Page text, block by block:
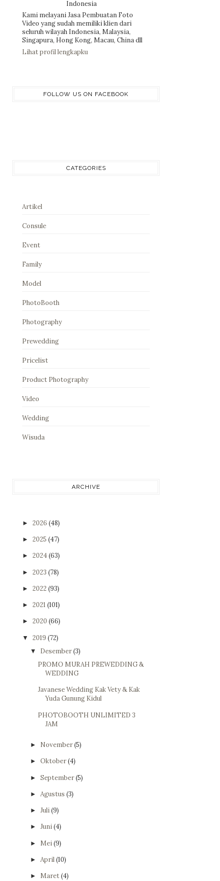
Indonesia
Kami melayani Jasa Pembuatan Foto
Video yang sudah memiliki klien dari
seluruh wilayah Indonesia, Malaysia,
Singapura, Hong Kong, Macau, China dll
Lihat profil lengkapku
FOLLOW US ON FACEBOOK
CATEGORIES
Artikel
Consule
Event
Family
Model
PhotoBooth
Photography
Prewedding
Pricelist
Product Photography
Video
Wedding
Wisuda
ARCHIVE
► 2026 (48)
► 2025 (47)
► 2024(63)
► 2023 (78)
► 2022 (93)
► 2021 (101)
► 2020 (66)
▼ 2019 (72)
▼ Desember(3)
PROMO MURAH PREWEDDING &
WEDDING
Javanese Wedding Kak Vety & Kak
Yuda Gunung Kidul
PHOTOBOOTH UNLIMITED 3
JAM
► November(5)
► Oktober(4)
► September(5)
► Agustus (3)
► Juli(9)
► Juni(4)
► Mei(9)
► April(10)
► Maret(4)